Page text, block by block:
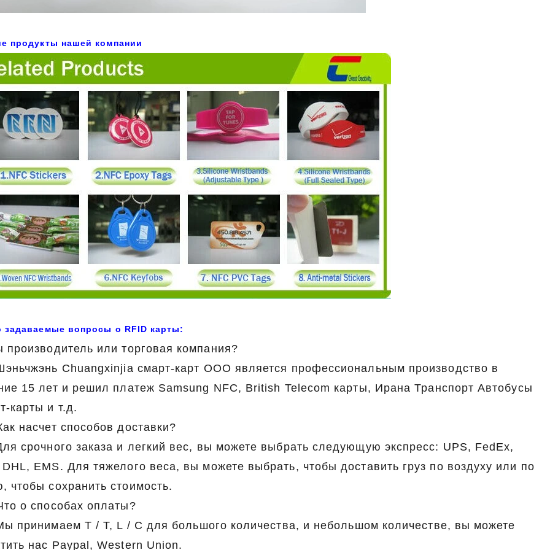
продукты нашей компании
задаваемые вопросы о RFID карты:
производитель или торговая компания?
Chuangxinjia смарт-карт ООО является профессиональным производство в
15 лет и решил платеж Samsung NFC, British Telecom карты, Ирана Транспорт Автобусы
карты и т.д.
насчет способов доставки?
срочного заказа и легкий вес, вы можете выбрать следующую экспресс: UPS, FedEx,
DHL, EMS. Для тяжелого веса, вы можете выбрать, чтобы доставить груз по воздуху или по
чтобы сохранить стоимость.
о способах оплаты?
принимаем T / T, L / C для большого количества, и небольшом количестве, вы можете
нас Paypal, Western Union.